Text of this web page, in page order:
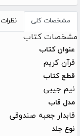
مشخصات کلی نظرات
مشخصات کتاب
عنوان کتاب
قرآن کریم
قطع کتاب
نیم جیبی
مدل قاب
قابدار جعبه صندوقی
نوع جلد